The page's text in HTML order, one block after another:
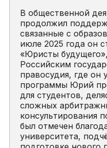
В общественной
продолжил
связанные с
июле 2025 года он
«Юристы
Российским
правосудия, где он
программы Юрий
для студентов,
сложных
консультирования
был отмечен
университета,